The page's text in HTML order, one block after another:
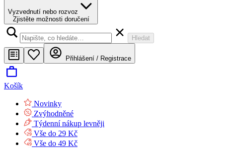
Vyzvednutí nebo rozvoz
Zjistěte možnosti doručení
Hledat
Přihlášení / Registrace
Košík
Novinky
Zvýhodněné
Týdenní nákup levněji
Vše do 29 Kč
Vše do 49 Kč